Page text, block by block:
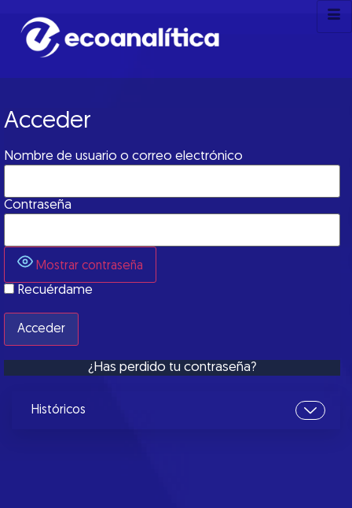
Acceder
Nombre de usuario o correo electrónico
Contraseña
Mostrar contraseña
Recuérdame
¿Has perdido tu contraseña?
Históricos